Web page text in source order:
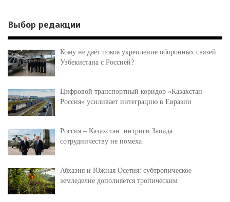
Выбор редакции
Кому не даёт покоя укрепление оборонных связей
Узбекистана с Россией?
Цифровой транспортный коридор «Казахстан –
Россия» усиливает интеграцию в Евразии
Россия – Казахстан: интриги Запада
сотрудничеству не помеха
Абхазия и Южная Осетия: субтропическое
земледелие дополняется тропическим